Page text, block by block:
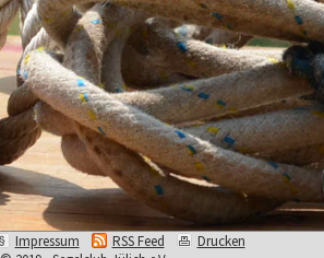
Impressum RSS Feed
Drucken